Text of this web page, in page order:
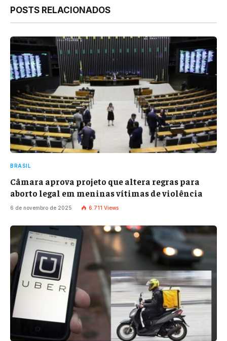
POSTS RELACIONADOS
BRASIL
Câmara aprova projeto que altera regras para
aborto legal em meninas vítimas de violência
6 de novembro de 2025 6.711 Views